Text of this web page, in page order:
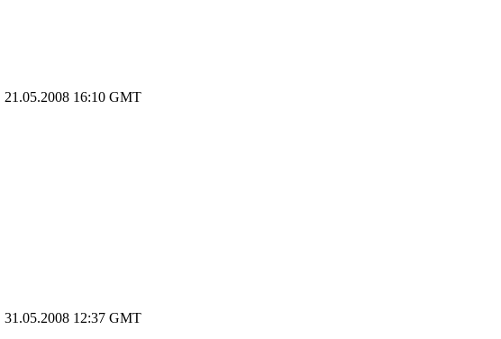
21.05.2008 16:10 GMT
31.05.2008 12:37 GMT